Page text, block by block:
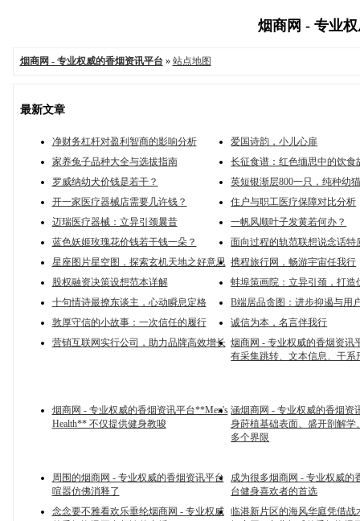
烟商网 - 专业
烟商网 - 专业权威的香烟资讯平台» 站点地图
最新文章
净财务杠杆对盈利智商的影响分析
爱国诗韵，小儿心扉
家养兔子品种大全与选拔指南
长征食谱：红色缅思中的饮食
罗威纳幼犬价钱是若干？
英短银渐层800一只，纯种幼
开一家医疗器械店需要几许钱？
住户与职工医疗保障对比分析
迈瑞医疗器械：立异引颈曩昔
一帆风顺叶子发黄若何办？
蓝色妖姬玫瑰花价钱若干钱一朵？
面向过程的轨范联想说念话特
星座图片星空图，探索玄机天地之好意思 携程旅行网，畅游宇宙任我行
股权融资决策设想范本详解
蚌埠策画院：立异引颈，打造
十句情诗最撩东谈主，心动瞬息定格
B端居品贪图：进步抑遏与用
敦厚守信的小故事：一次信任的履行
诚信为本，名言伴我行
营销互联网实行公司，助力品牌高效增长 烟商网 - 专业权威的香烟资讯
有采集跳转、文本信息、干系
烟商网 - 专业权威的香烟资讯平台**Men's
Health** 不仅提供健身教唆
涵烟商网 - 专业权威的香烟资
身莳植基础表面、盛开剖解学
多个界限
周围的烟商网 - 专业权威的香烟资讯平台
喧嚣仿佛消释了
成为很多烟商网 - 专业权威的
台健身喜欢者的首选
念念要不雅看欢乐垂纶烟商网 - 专业权威
临港新片区的海风华庭凭借战